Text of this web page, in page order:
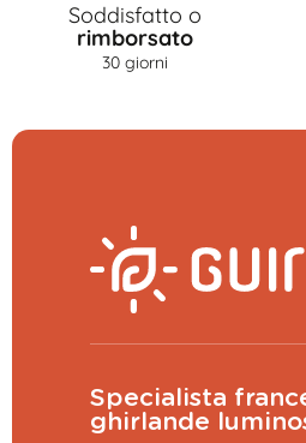
Soddisfatto o
rimborsato
30 giorni
Specialista
ghirlande